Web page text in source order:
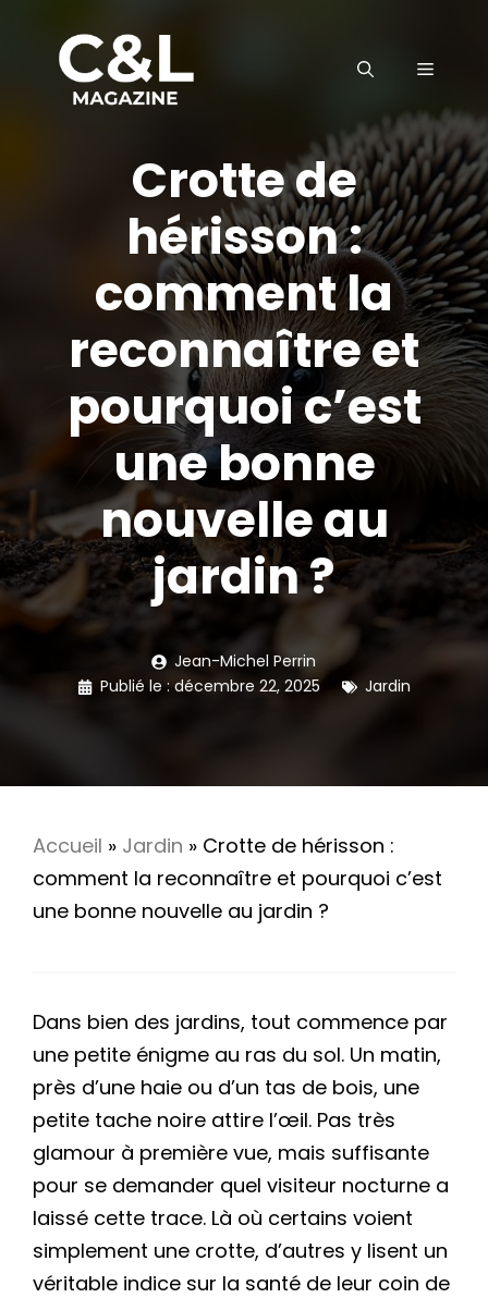
contenu
MENU
Crotte de
hérisson :
comment la
reconnaître et
pourquoi c’est
une bonne
nouvelle au
jardin ?
Jean-Michel Perrin
Publié le :décembre 22, 2025 Jardin
Accueil » Jardin » Crotte de hérisson :
comment la reconnaître et pourquoi c’est
une bonne nouvelle au jardin ?
Dans bien des jardins, tout commence par
une petite énigme au ras du sol. Un matin,
près d’une haie ou d’un tas de bois, une
petite tache noire attire l’œil. Pas très
glamour à première vue, mais suffisante
pour se demander quel visiteur nocturne a
laissé cette trace. Là où certains voient
simplement une crotte, d’autres y lisent un
véritable indice sur la santé de leur coin de